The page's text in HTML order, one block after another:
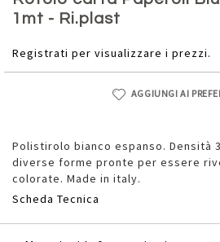
1mt - Ri.plast
Registrati per visualizzare i prezzi.
AGGIUNGI AI
Polistirolo bianco espanso. Densità
diverse forme pronte per essere
colorate. Made in italy.
Scheda Tecnica
della
galleria
immagini